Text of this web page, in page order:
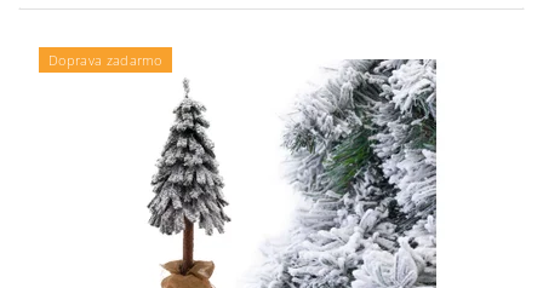
Doprava zadarmo